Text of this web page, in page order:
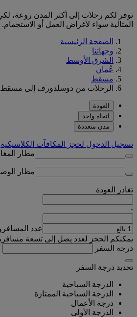
نوفر لكم رحلات إلى أكثر المدن روعة،
المثالية سواء لأغراض العمل أو الاستجمام.
الصفحة الرئيسية
وجهاتنا
الشرق الأوسط
عُمان
مسقط
الرحلات من دوسلدورف إلى مسقط
العودة
اتجاه واحد
مدن متعددة
تسجيل الدخول لحجز المكافآت الكلاسيكية
مطار
مطار
تغادر العودة
-
عدد
يمكنكم الحجز لعدد يصل إلى تسعة
درجة السفر
تحديد درجة السفر
الدرجة السياحية
الدرجة السياحية الممتازة
درجة الأعمال
الدرجة الأولى